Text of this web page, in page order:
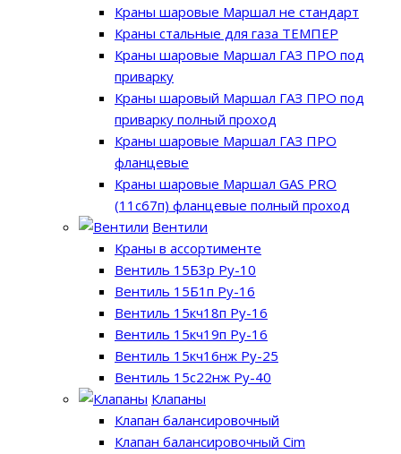
Краны шаровые Маршал не стандарт
Краны стальные для газа ТЕМПЕР
Краны шаровые Маршал ГАЗ ПРО под
приварку
Краны шаровый Маршал ГАЗ ПРО под
приварку полный проход
Краны шаровые Маршал ГАЗ ПРО
фланцевые
Краны шаровые Маршал GAS PRO
(11с67п) фланцевые полный проход
Вентили
Краны в ассортименте
Вентиль 15Б3р Ру-10
Вентиль 15Б1п Ру-16
Вентиль 15кч18п Ру-16
Вентиль 15кч19п Ру-16
Вентиль 15кч16нж Ру-25
Вентиль 15с22нж Ру-40
Клапаны
Клапан балансировочный
Клапан балансировочный Cim